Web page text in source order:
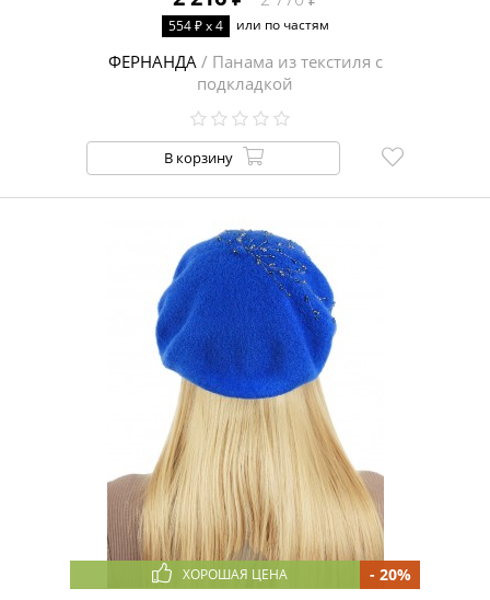
554 ₽ x 4 или по частям
ФЕРНАНДА / Панама из текстиля с
подкладкой
В корзину
ХОРОШАЯ ЦЕНА - 20%